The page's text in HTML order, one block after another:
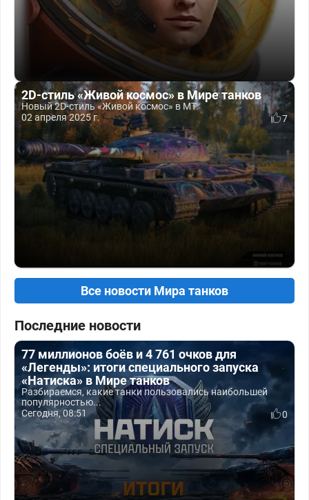
2D-стиль «Живой космос» в Мире танков
Новый 2D-стиль «Живой космос» в МТ.
02 апреля 2025 г.
7
Все новости Мира танков
Последние новости
77 миллионов боёв и 4 761 очков для
«Легенды»: итоги специального запуска
«Натиска» в Мире танков
Разбираемся, какие танки пользовались наибольшей
популярностью...
Сегодня, 08:51
0